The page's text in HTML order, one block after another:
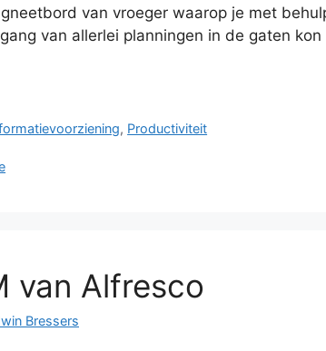
van vroeger waarop je met
van allerlei planningen in de gaten kon
, Productiviteit
van Alfresco
Bressers